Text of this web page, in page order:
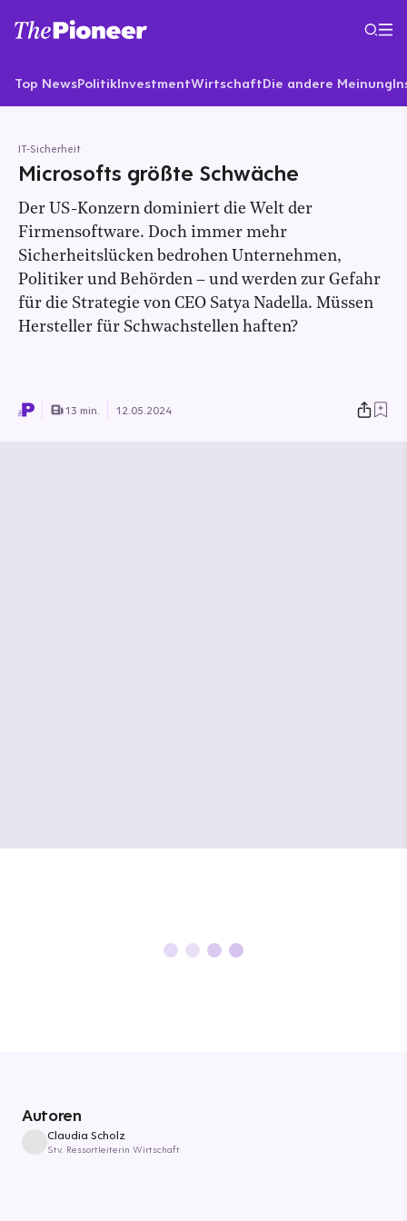
Top NewsPolitikInvestmentWirtschaftDie andere Meinung
IT-Sicherheit
Microsofts größte Schwäche
Der US-Konzern dominiert die Welt der
Firmensoftware. Doch immer mehr
Sicherheitslücken bedrohen Unternehmen,
Politiker und Behörden – und werden zur Gefahr
für die Strategie von CEO Satya Nadella. Müssen
Hersteller für Schwachstellen haften?
13 min. 12.05.2024
Autoren
Claudia Scholz
Stv. Ressortleiterin Wirtschaft